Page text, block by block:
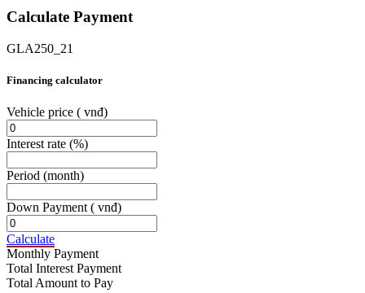
Calculate Payment
GLA250_21
Financing calculator
Vehicle price ( vnđ)
Interest rate (%)
Period (month)
Down Payment ( vnđ)
Calculate
Monthly Payment
Total Interest Payment
Total Amount to Pay